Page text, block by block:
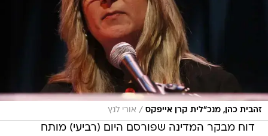
זהבית כהן, מנכ"לית קרן אייפקס / אורי לנץ
דוח מבקר המדינה שפורסם היום (רביעי) מותח